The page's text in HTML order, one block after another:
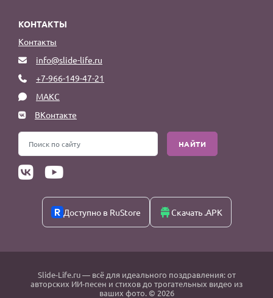
КОНТАКТЫ
Контакты
info@slide-life.ru
+7-966-149-47-21
МАКС
ВКонтакте
НАЙТИ
Доступно в RuStore Скачать .APK
Slide-Life.ru— всё для идеального поздравления: от
авторских ИИ-песен и стихов до трогательных видео из
ваших фото. © 2026